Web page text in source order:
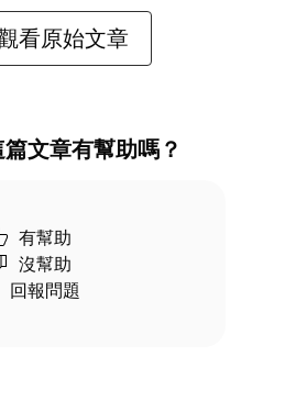
看原始文章
文章有幫助嗎？
有幫助
沒幫助
回報問題